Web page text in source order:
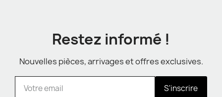
Restez informé !
Nouvelles pièces, arrivages et offres exclusives.
S'inscrire